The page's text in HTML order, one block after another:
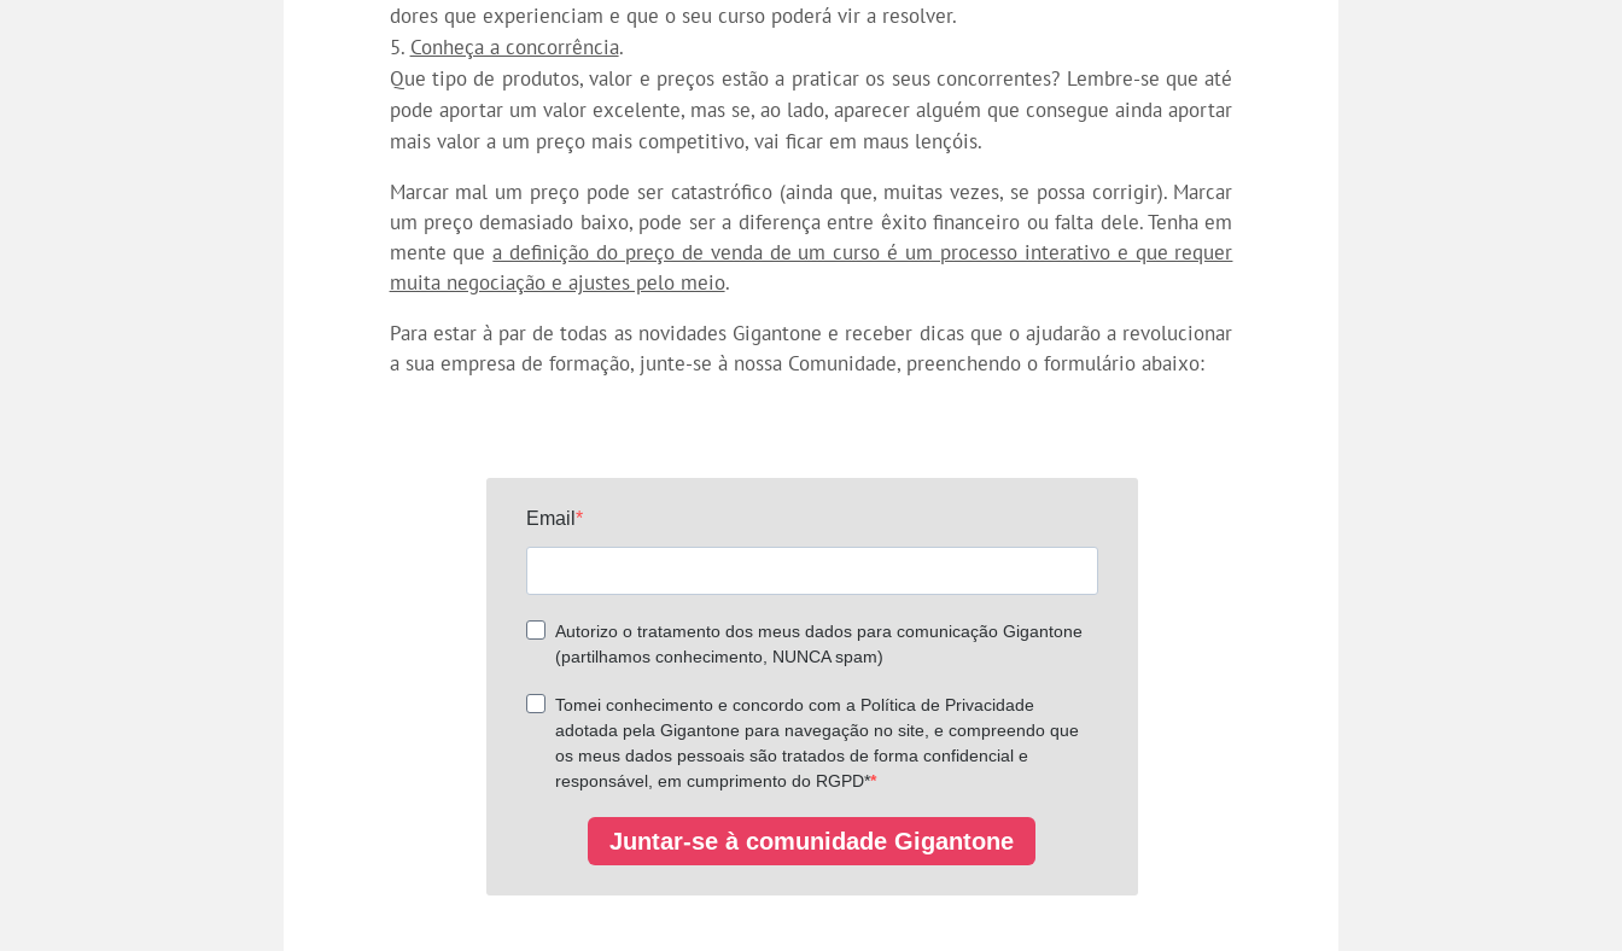
dores que experienciam e que o seu curso poderá vir a resolver.
Conheça a concorrência.
Que tipo de produtos, valor e preços estão a praticar os seus concorrentes? Lembre-se que até
pode aportar um valor excelente, mas se, ao lado, aparecer alguém que consegue ainda aportar
mais valor a um preço mais competitivo, vai ficar em maus lençóis.
Marcar mal um preço pode ser catastrófico (ainda que, muitas vezes, se possa corrigir). Marcar
um preço demasiado baixo, pode ser a diferença entre êxito financeiro ou falta dele. Tenha em
mente quea definição do preço de venda de um curso é um processo interativo e que requer
muita negociação e ajustes pelo meio.
Para estar à par de todas as novidades Gigantone e receber dicas que o ajudarão a revolucionar
a sua empresa de formação, junte-se à nossa Comunidade, preenchendo o formulário abaixo: